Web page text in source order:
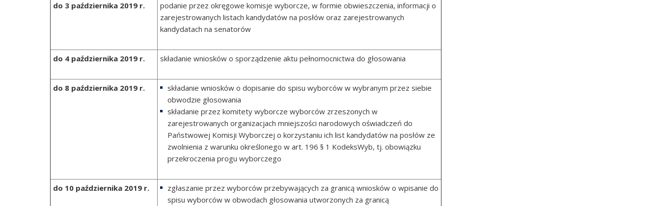
do 3 października 2019 r.
podanie przez okręgowe komisje wyborcze, w formie obwieszczenia, informacji o
zarejestrowanych listach kandydatów na posłów oraz zarejestrowanych
kandydatach na senatorów
do 4 października 2019 r. składanie wniosków o sporządzenie aktu pełnomocnictwa do głosowania
do 8 października 2019 r.
składanie wniosków o dopisanie do spisu wyborców w wybranym przez siebie
obwodzie głosowania
składanie przez komitety wyborcze wyborców zrzeszonych w
zarejestrowanych organizacjach mniejszości narodowych oświadczeń do
Państwowej Komisji Wyborczej o korzystaniu ich list kandydatów na posłów ze
zwolnienia z warunku określonego w art. 196 § 1 KodeksWyb, tj. obowiązku
przekroczenia progu wyborczego
do 10 października 2019 r.
zgłaszanie przez wyborców przebywających za granicą wniosków o wpisanie do
spisu wyborców w obwodach głosowania utworzonych za granicą